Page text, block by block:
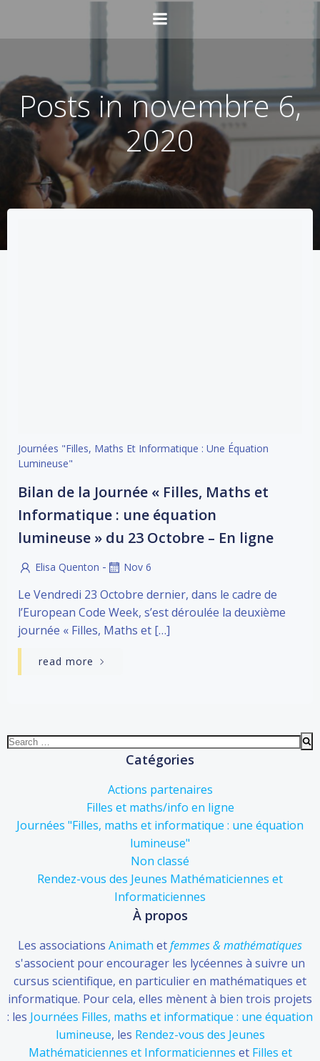
au
contenu
Posts in novembre 6,
2020
Journées "Filles, Maths Et Informatique : Une Équation
Lumineuse"
Bilan de la Journée « Filles, Maths et
Informatique : une équation
lumineuse » du 23 Octobre – En ligne
Elisa Quenton - Nov 6
Le Vendredi 23 Octobre dernier, dans le cadre de
l’European Code Week, s’est déroulée la deuxième
journée « Filles, Maths et […]
read more
Search
Catégories
Actions partenaires
Filles et maths/info en ligne
Journées "Filles, maths et informatique : une équation
lumineuse"
Non classé
Rendez-vous des Jeunes Mathématiciennes et
Informaticiennes
À propos
Les associations Animath etfemmes & mathématiques
s'associent pour encourager les lycéennes à suivre un
cursus scientifique, en particulier en mathématiques et
informatique. Pour cela, elles mènent à bien trois projets
: les Journées Filles, maths et informatique : une équation
lumineuse, les Rendez-vous des Jeunes
Mathématiciennes et Informaticiennes et Filles et